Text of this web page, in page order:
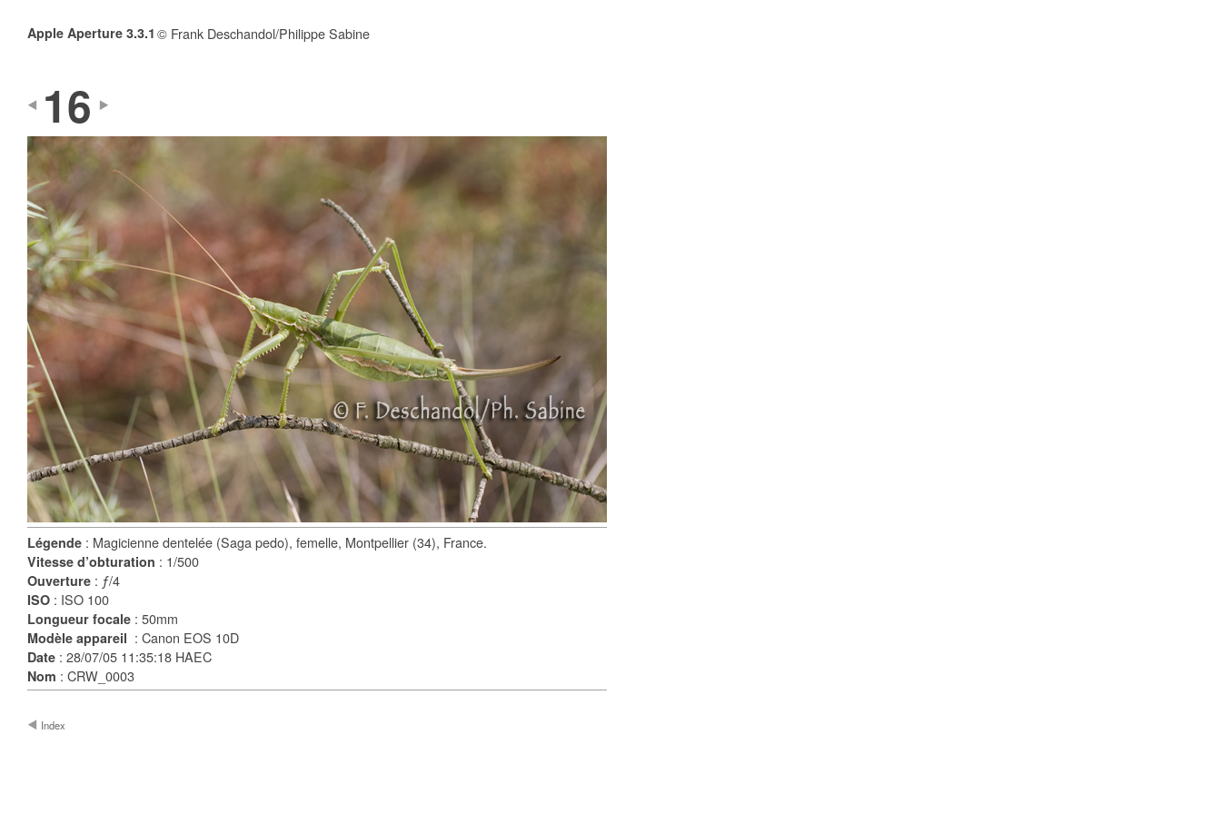
Apple Aperture 3.3.1 © Frank Deschandol/Philippe Sabine
16
Légende : Magicienne dentelée (Saga pedo), femelle, Montpellier (34), France.
Vitesse d’obturation : 1/500
Ouverture : ƒ/4
ISO : ISO 100
Longueur focale : 50mm
Modèle appareil : Canon EOS 10D
Date : 28/07/05 11:35:18 HAEC
Nom : CRW_0003
Index